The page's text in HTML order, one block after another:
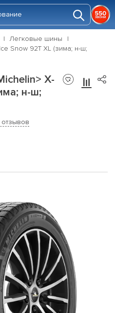
Легковые шины
Snow 92T XL (зима; н-ш;
X-
н-ш;
отзывов